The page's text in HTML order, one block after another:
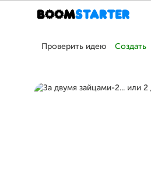
Проверить идею Создать